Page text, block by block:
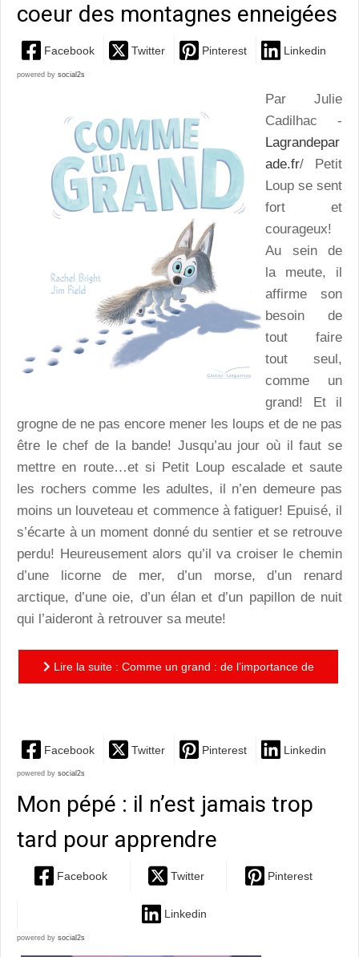
coeur des montagnes enneigées
Facebook Twitter Pinterest Linkedin
powered by social2s
Par Julie
Cadilhac -
Lagrandepar
ade.fr/ Petit
Loup se sent
fort et
courageux!
Au sein de
la meute, il
affirme son
besoin de
tout faire
tout seul,
comme un
grand! Et il
grogne de ne pas encore mener les loups et de ne pas
être le chef de la bande! Jusqu’au jour où il faut se
mettre en route…et si Petit Loup escalade et saute
les rochers comme les adultes, il n’en demeure pas
moins un louveteau et commence à fatiguer! Epuisé, il
s’écarte à un moment donné du sentier et se retrouve
perdu! Heureusement alors qu’il va croiser le chemin
d’une licorne de mer, d’un morse, d’un renard
arctique, d’une oie, d’un élan et d’un papillon de nuit
qui l’aideront à retrouver sa meute!
Lire la suite : Comme un grand : de l’importance de
Facebook Twitter Pinterest Linkedin
powered by social2s
Mon pépé : il n’est jamais trop
tard pour apprendre
Facebook Twitter Pinterest
Linkedin
powered by social2s